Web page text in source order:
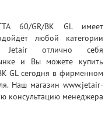
60/GR/BK GL имеет
любой категории
Jetair отлично себя
и Вы можете купить
GL сегодня в фирменном
Наш магазин www.jetair-
консультацию менеджера